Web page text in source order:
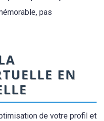
pas
EN
de votre profil et